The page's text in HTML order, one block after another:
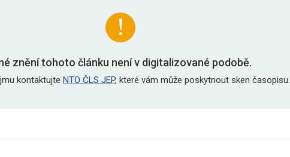
znění tohoto článku není v digitalizované podobě.
kontaktujte NTO ČLS JEP, které vám může poskytnout sken časopisu.